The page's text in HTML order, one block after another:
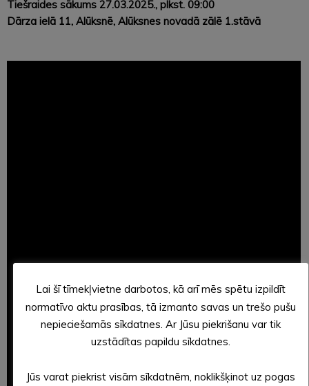
Tiešraides sākums 27.03.2025., plkst. 09:00
Dārza ielā 11, Alūksnē, Alūksnes novadā zālē 1.stāvā
Lai šī tīmekļvietne darbotos, kā arī mēs spētu izpildīt
normatīvo aktu prasības, tā izmanto savas un trešo pušu
nepieciešamās sīkdatnes. Ar Jūsu piekrišanu var tik
uzstādītas papildu sīkdatnes.
Jūs varat piekrist visām sīkdatnēm, noklikšķinot uz pogas